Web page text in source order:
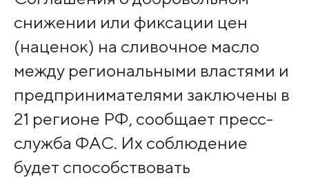
снижении или фиксации цен
(наценок) на сливочное масло
между региональными властями и
предпринимателями заключены в
21 регионе РФ, сообщает пресс-
служба ФАС. Их соблюдение
будет способствовать